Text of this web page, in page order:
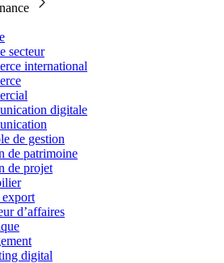
secteur
international
digitale
de gestion
de patrimoine
de projet
d’affaires
digital